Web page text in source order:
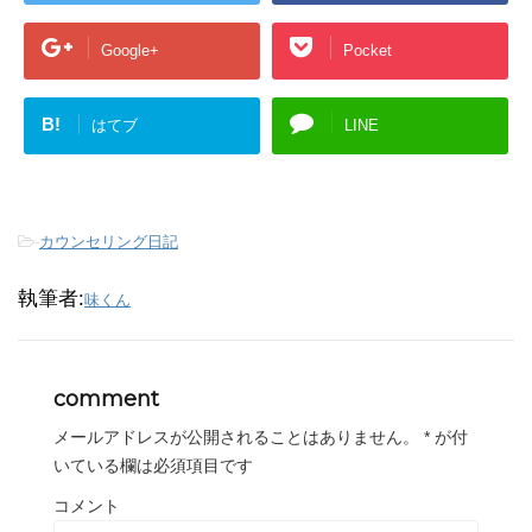
Google+ Pocket
B! はてブ LINE
-カウンセリング日記
執筆者:味くん
comment
メールアドレスが公開されることはありません。 * が付
いている欄は必須項目です
コメント